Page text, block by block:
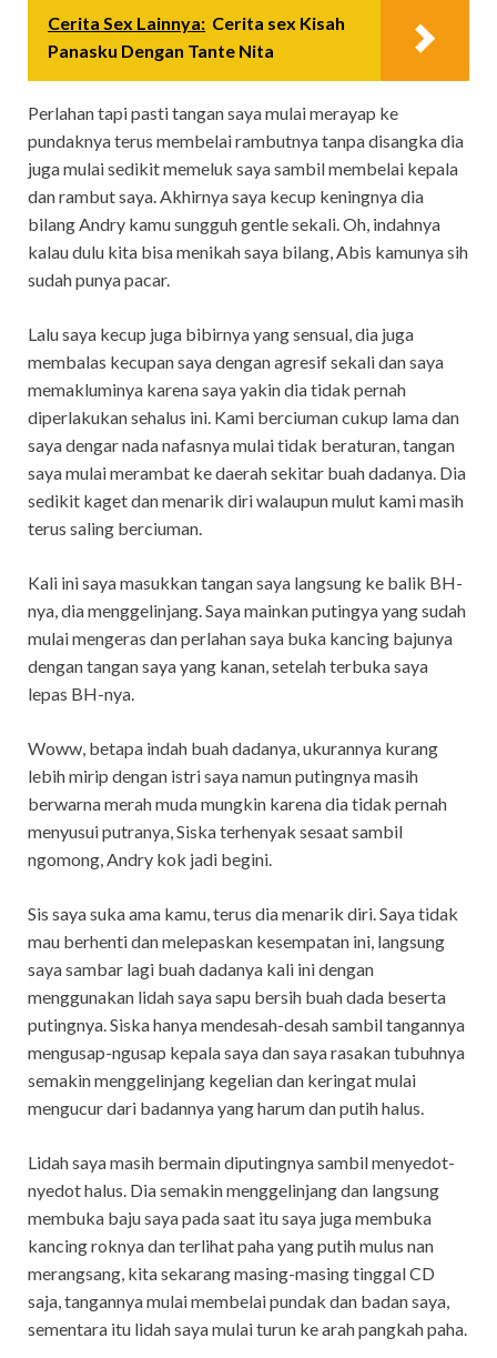
Cerita Sex Lainnya: Cerita sex Kisah
Panasku Dengan Tante Nita
Perlahan tapi pasti tangan saya mulai merayap ke
pundaknya terus membelai rambutnya tanpa disangka dia
juga mulai sedikit memeluk saya sambil membelai kepala
dan rambut saya. Akhirnya saya kecup keningnya dia
bilang Andry kamu sungguh gentle sekali. Oh, indahnya
kalau dulu kita bisa menikah saya bilang, Abis kamunya sih
sudah punya pacar.
Lalu saya kecup juga bibirnya yang sensual, dia juga
membalas kecupan saya dengan agresif sekali dan saya
memakluminya karena saya yakin dia tidak pernah
diperlakukan sehalus ini. Kami berciuman cukup lama dan
saya dengar nada nafasnya mulai tidak beraturan, tangan
saya mulai merambat ke daerah sekitar buah dadanya. Dia
sedikit kaget dan menarik diri walaupun mulut kami masih
terus saling berciuman.
Kali ini saya masukkan tangan saya langsung ke balik BH-
nya, dia menggelinjang. Saya mainkan putingya yang sudah
mulai mengeras dan perlahan saya buka kancing bajunya
dengan tangan saya yang kanan, setelah terbuka saya
lepas BH-nya.
Woww, betapa indah buah dadanya, ukurannya kurang
lebih mirip dengan istri saya namun putingnya masih
berwarna merah muda mungkin karena dia tidak pernah
menyusui putranya, Siska terhenyak sesaat sambil
ngomong, Andry kok jadi begini.
Sis saya suka ama kamu, terus dia menarik diri. Saya tidak
mau berhenti dan melepaskan kesempatan ini, langsung
saya sambar lagi buah dadanya kali ini dengan
menggunakan lidah saya sapu bersih buah dada beserta
putingnya. Siska hanya mendesah-desah sambil tangannya
mengusap-ngusap kepala saya dan saya rasakan tubuhnya
semakin menggelinjang kegelian dan keringat mulai
mengucur dari badannya yang harum dan putih halus.
Lidah saya masih bermain diputingnya sambil menyedot-
nyedot halus. Dia semakin menggelinjang dan langsung
membuka baju saya pada saat itu saya juga membuka
kancing roknya dan terlihat paha yang putih mulus nan
merangsang, kita sekarang masing-masing tinggal CD
saja, tangannya mulai membelai pundak dan badan saya,
sementara itu lidah saya mulai turun ke arah pangkah paha.